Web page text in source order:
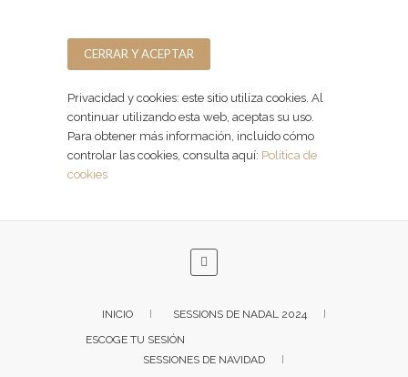
Privacidad y cookies: este sitio utiliza cookies. Al
continuar utilizando esta web, aceptas su uso.
Para obtener más información, incluido cómo
controlar las cookies, consulta aquí: Política de
cookies
INICIO
SESSIONS DE NADAL 2024
ESCOGE TU SESIÓN
SESSIONES DE NAVIDAD